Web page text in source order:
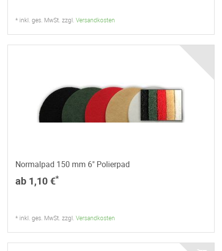
* inkl. ges. MwSt. zzgl. Versandkosten
Normalpad 150 mm 6" Polierpad
ab 1,10 €*
* inkl. ges. MwSt. zzgl. Versandkosten